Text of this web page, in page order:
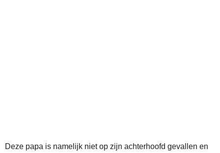
Deze papa is namelijk niet op zijn achterhoofd gevallen en